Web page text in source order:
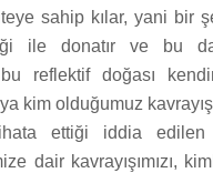
sahip kılar, yani bir
ile donatır ve bu
reflektif doğası
kim olduğumuz
ettiği iddia edilen
dair kavrayışımızı,